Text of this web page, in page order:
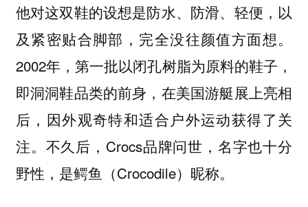
他对这双鞋的设想是防水、防滑、轻便，以
及紧密贴合脚部，完全没往颜值方面想。
2002年，第一批以闭孔树脂为原料的鞋子，
即洞洞鞋品类的前身，在美国游艇展上亮相
后，因外观奇特和适合户外运动获得了关
注。不久后，Crocs品牌问世，名字也十分
野性，是鳄鱼（Crocodile）昵称。